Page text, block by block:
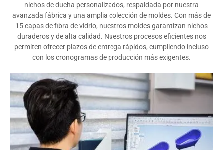
nichos de ducha personalizados, respaldada por nuestra
avanzada fábrica y una amplia colección de moldes. Con más de
15 capas de fibra de vidrio, nuestros moldes garantizan nichos
duraderos y de alta calidad. Nuestros procesos eficientes nos
permiten ofrecer plazos de entrega rápidos, cumpliendo incluso
con los cronogramas de producción más exigentes.